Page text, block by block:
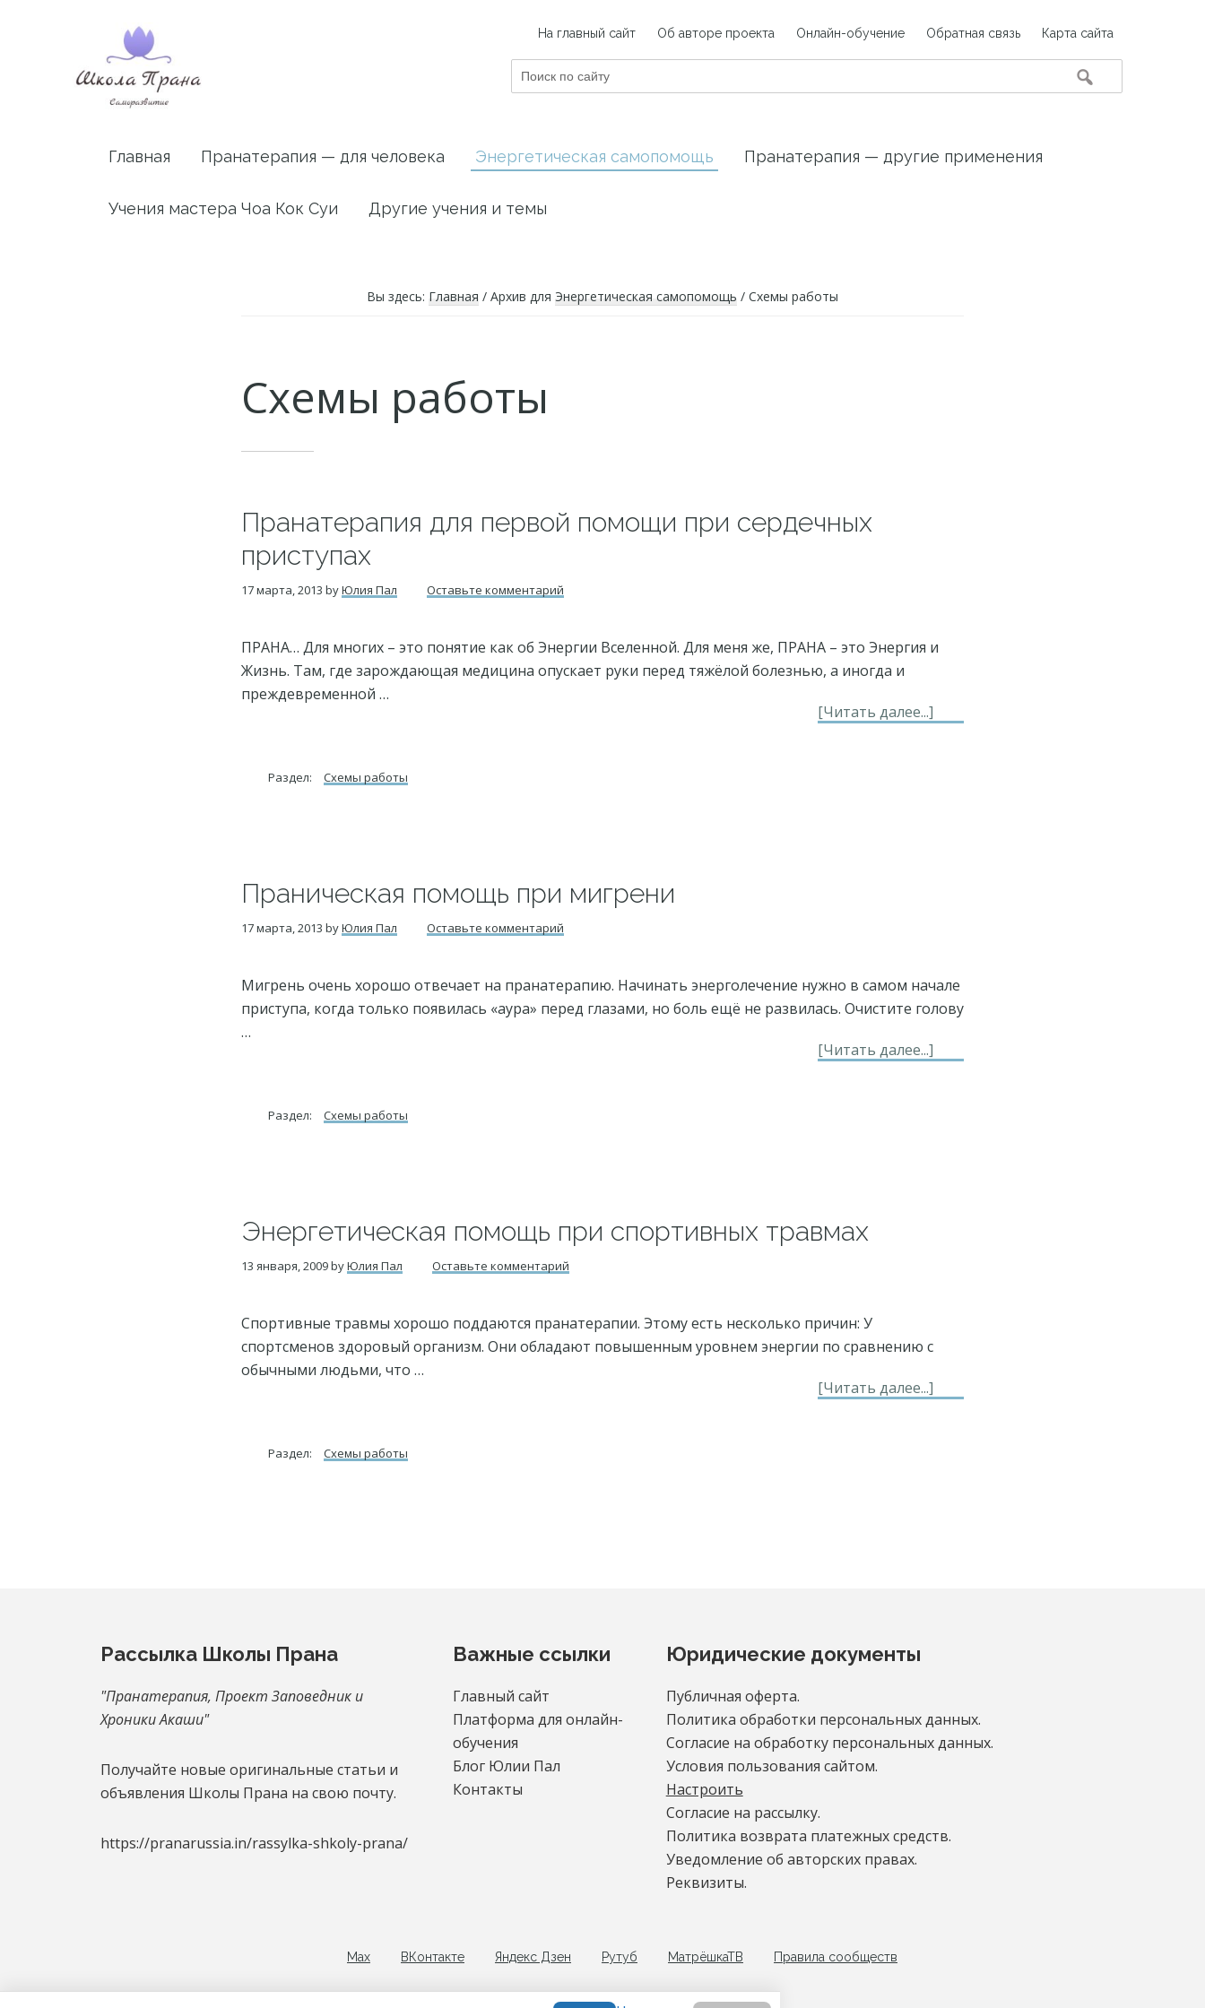
сайта
PranaRussia.in
пранолечению
На главный сайт Об авторе проекта Онлайн-обучение Обратная связь Карта сайта
Поиск
по
Главная Пранатерапия — для человека Энергетическая самопомощь Пранатерапия — другие применения
Учения мастера Чоа Кок Суи Другие учения и темы
Вы здесь: Главная / Архив для Энергетическая самопомощь / Схемы работы
Схемы работы
Пранатерапия для первой помощи при сердечных
приступах
17 марта, 2013 byЮлия Пал Оставьте комментарий
ПРАНА… Для многих – это понятие как об Энергии Вселенной. Для меня же, ПРАНА – это Энергия и
Жизнь. Там, где зарождающая медицина опускает руки перед тяжёлой болезнью, а иногда и
преждевременной …
[Читать далее...]
Раздел: Схемы работы
Праническая помощь при мигрени
17 марта, 2013 byЮлия Пал Оставьте комментарий
Мигрень очень хорошо отвечает на пранатерапию. Начинать энерголечение нужно в самом начале
приступа, когда только появилась «аура» перед глазами, но боль ещё не развилась. Очистите голову
…
[Читать далее...]
Раздел: Схемы работы
Энергетическая помощь при спортивных травмах
13 января, 2009byЮлия Пал Оставьте комментарий
Спортивные травмы хорошо поддаются пранатерапии. Этому есть несколько причин: У
спортсменов здоровый организм. Они обладают повышенным уровнем энергии по сравнению с
обычными людьми, что …
[Читать далее...]
Раздел: Схемы работы
Рассылка Школы Прана
"Пранатерапия, Проект Заповедник и
Хроники Акаши"
Получайте новые оригинальные статьи и
объявления Школы Прана на свою почту.
https://pranarussia.in/rassylka-shkoly-prana/
Важные ссылки
Главный сайт
Платформа для онлайн-
обучения
Блог Юлии Пал
Контакты
Юридические документы
Публичная оферта.
Политика обработки персональных данных.
Согласие на обработку персональных данных.
Условия пользования сайтом.
Настроить
Согласие на рассылку.
Политика возврата платежных средств.
Уведомление об авторских правах.
Реквизиты.
Max ВКонтакте Яндекс Дзен Рутуб МатрёшкаТВ Правила сообществ
© Пал Ю.А. (Школа Прана), 2026-2030. ·Войти